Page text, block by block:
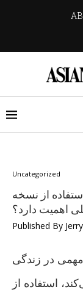
Uncategorized
از نسخه
اهمیت دارد؟
Published By
در زندگی
استفاده از